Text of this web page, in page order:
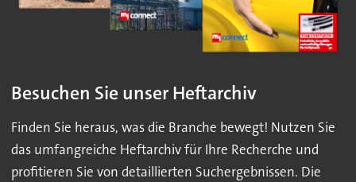
Besuchen Sie unser Heftarchiv
Finden Sie heraus, was die Branche bewegt! Nutzen Sie
das umfangreiche Heftarchiv für Ihre Recherche und
profitieren Sie von detaillierten Suchergebnissen. Die